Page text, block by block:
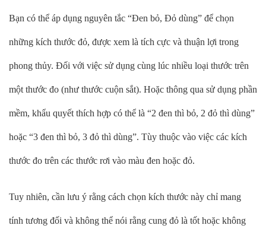
Bạn có thể áp dụng nguyên tắc “Đen bỏ, Đỏ dùng” để chọn
những kích thước đỏ, được xem là tích cực và thuận lợi trong
phong thủy. Đối với việc sử dụng cùng lúc nhiều loại thước trên
một thước đo (như thước cuộn sắt). Hoặc thông qua sử dụng phần
mềm, khẩu quyết thích hợp có thể là “2 đen thì bỏ, 2 đỏ thì dùng”
hoặc “3 đen thì bỏ, 3 đỏ thì dùng”. Tùy thuộc vào việc các kích
thước đo trên các thước rơi vào màu đen hoặc đỏ.
Tuy nhiên, cần lưu ý rằng cách chọn kích thước này chỉ mang
tính tương đối và không thể nói rằng cung đỏ là tốt hoặc không